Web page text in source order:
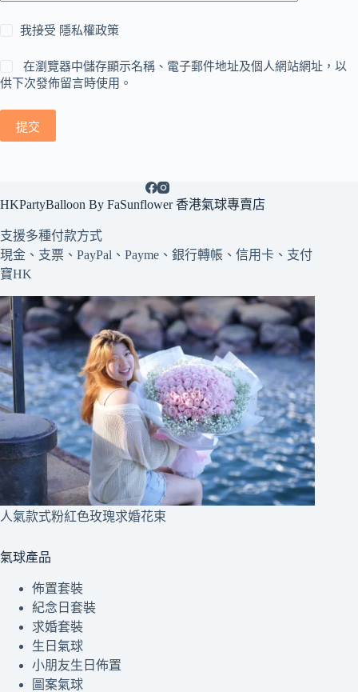
我接受 隱私權政策
在瀏覽器中儲存顯示名稱、電子郵件地址及個人網站網址，以
供下次發佈留言時使用。
提交
HKPartyBalloon By FaSunflower 香港氣球專賣店
支援多種付款方式
現金、支票、PayPal、Payme、銀行轉帳、信用卡、支付
寶HK
人氣款式粉紅色玫瑰求婚花束
氣球產品
佈置套裝
紀念日套裝
求婚套裝
生日氣球
小朋友生日佈置
圖案氣球